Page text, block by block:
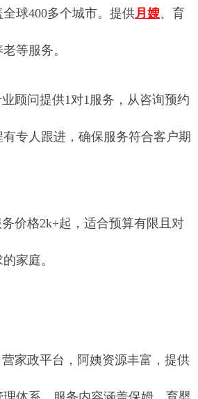
球400多个城市。提供月嫂、育
等服务。
顾问提供1对1服务，从咨询预约
专人跟进，确保服务符合客户期
价格2k+起，适合预算有限且对
家庭。
家政平台，阿姨资源丰富，提供